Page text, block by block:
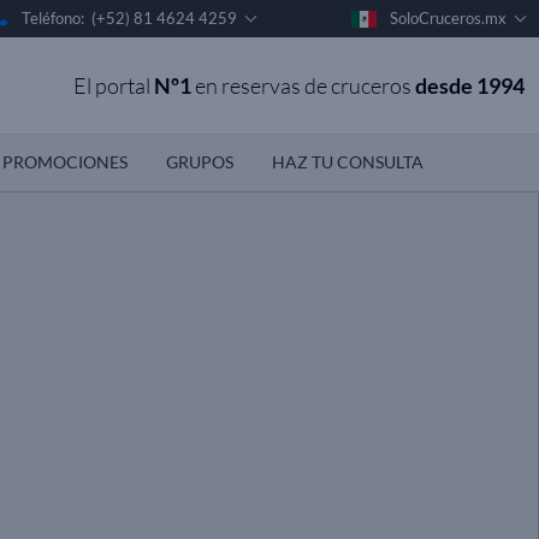
Teléfono: (+52) 81 4624 4259 SoloCruceros.mx
El portal Nº1en reservas de crucerosdesde 1994
PROMOCIONES GRUPOS HAZ TU CONSULTA